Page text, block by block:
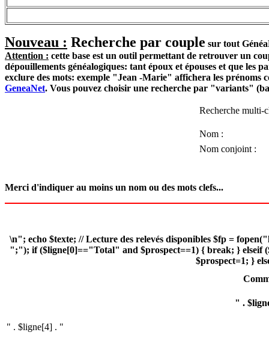
Nouveau : Recherche par couple sur tout
Attention : cette base est un outil permettant de retrouver un
dépouillements généalogiques: tant époux et épouses et que les
exclure des mots: exemple "Jean -Marie" affichera les prénoms
GeneaNet. Vous pouvez choisir une recherche par "variants"
Recherche multi-
Nom :
Nom conjoint :
Merci d'indiquer au moins un nom ou des mots clefs...
\n"; echo $texte; // Lecture des relevés disponibles $fp =
";"); if ($ligne[0]=="Total" and $prospect==1) { break; }
$prospect=1; }
" .
" . $ligne[4] . "